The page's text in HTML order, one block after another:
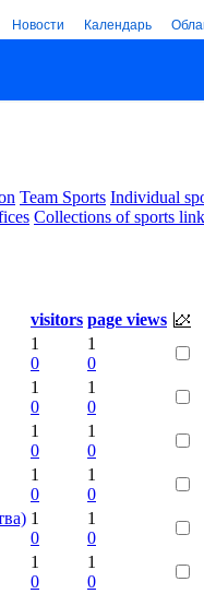
Новости Календарь
Team Sports Individual
Collections of sports
visitors page views
1
0
1
0
1
0
1
0
1
0
1
0
1
0
1
0
1
0
1
0
1
0
1
0